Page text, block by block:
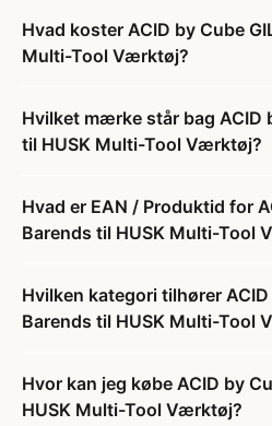
Hvad koster ACID by Cube
Multi-Tool Værktøj?
Hvilket mærke står bag ACID
til HUSK Multi-Tool Værktøj?
Hvad er EAN / Produktid for
Barends til HUSK Multi-Tool
Hvilken kategori tilhører
Barends til HUSK Multi-Tool
Hvor kan jeg købe ACID by
HUSK Multi-Tool Værktøj?